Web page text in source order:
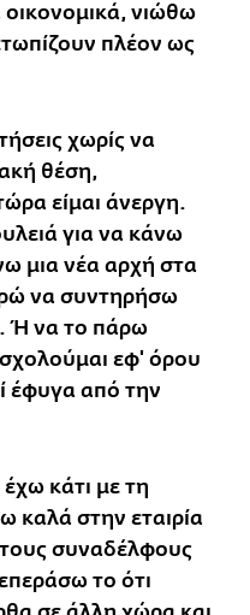
νιώθω
πλέον ως
χωρίς να
θέση,
είμαι άνεργη.
για να κάνω
μια νέα αρχή στα
να συντηρήσω
Ή να το πάρω
εφ' όρου
έφυγα από την
κάτι με τη
καλά στην εταιρία
συναδέλφους
το ότι